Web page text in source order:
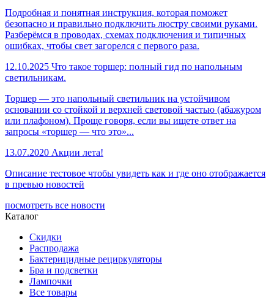
Подробная и понятная инструкция, которая поможет
безопасно и правильно подключить люстру своими руками.
Разберёмся в проводах, схемах подключения и типичных
ошибках, чтобы свет загорелся с первого раза.
12.10.2025 Что такое торшер: полный гид по напольным
светильникам.
Торшер — это напольный светильник на устойчивом
основании со стойкой и верхней световой частью (абажуром
или плафоном). Проще говоря, если вы ищете ответ на
запросы «торшер — что это»...
13.07.2020 Акции лета!
Описание тестовое чтобы увидеть как и где оно отображается
в превью новостей
посмотреть все новости
Каталог
Скидки
Распродажа
Бактерицидные рециркуляторы
Бра и подсветки
Лампочки
Все товары